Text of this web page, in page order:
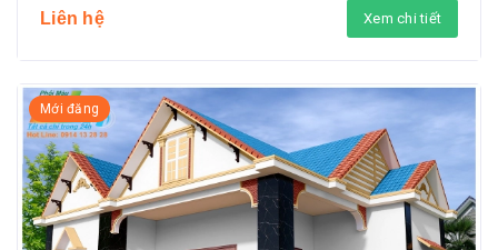
Liên hệ Xem chi tiết
Mới đăng